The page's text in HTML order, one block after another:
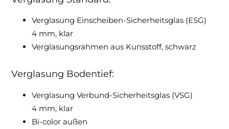
Verglasung Einscheiben-Sicherheitsglas (ESG)
4 mm, klar
Verglasungsrahmen aus Kunsstoff, schwarz
Verglasung Bodentief:
Verglasung Verbund-Sicherheitsglas (VSG)
4 mm, klar
Bi-color außen